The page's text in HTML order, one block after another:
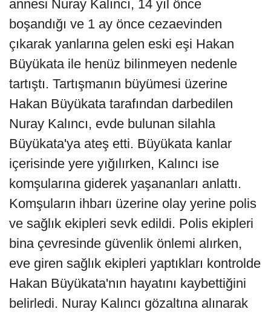
annesi Nuray Kalıncı, 14 yıl önce
boşandığı ve 1 ay önce cezaevinden
çıkarak yanlarına gelen eski eşi Hakan
Büyükata ile henüz bilinmeyen nedenle
tartıştı. Tartışmanın büyümesi üzerine
Hakan Büyükata tarafından darbedilen
Nuray Kalıncı, evde bulunan silahla
Büyükata'ya ateş etti. Büyükata kanlar
içerisinde yere yığılırken, Kalıncı ise
komşularına giderek yaşananları anlattı.
Komşuların ihbarı üzerine olay yerine polis
ve sağlık ekipleri sevk edildi. Polis ekipleri
bina çevresinde güvenlik önlemi alırken,
eve giren sağlık ekipleri yaptıkları kontrolde
Hakan Büyükata'nın hayatını kaybettiğini
belirledi. Nuray Kalıncı gözaltına alınarak